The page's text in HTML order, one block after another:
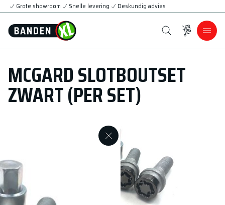
Grote showroom Snelle levering Deskundig advies
MCGARD SLOTBOUTSET
ZWART (PER SET)